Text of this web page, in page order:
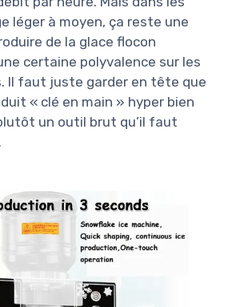
léger à moyen, ça reste une
de la glace flocon
certaine polyvalence sur les
Il faut juste garder en tête que
« clé en main » hyper bien
un outil brut qu’il faut